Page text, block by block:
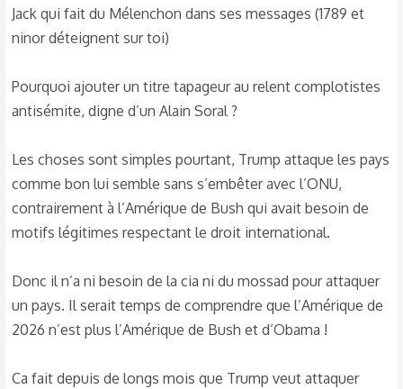
Jack qui fait du Mélenchon dans ses messages (1789 et
ninor déteignent sur toi)
Pourquoi ajouter un titre tapageur au relent complotistes
antisémite, digne d’un Alain Soral ?
Les choses sont simples pourtant, Trump attaque les pays
comme bon lui semble sans s’embêter avec l’ONU,
contrairement à l’Amérique de Bush qui avait besoin de
motifs légitimes respectant le droit international.
Donc il n’a ni besoin de la cia ni du mossad pour attaquer
un pays. Il serait temps de comprendre que l’Amérique de
2026 n’est plus l’Amérique de Bush et d’Obama !
Ca fait depuis de longs mois que Trump veut attaquer